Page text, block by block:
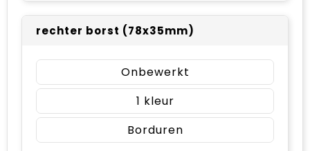
rechter borst (78x35mm)
Onbewerkt
1
Borduren